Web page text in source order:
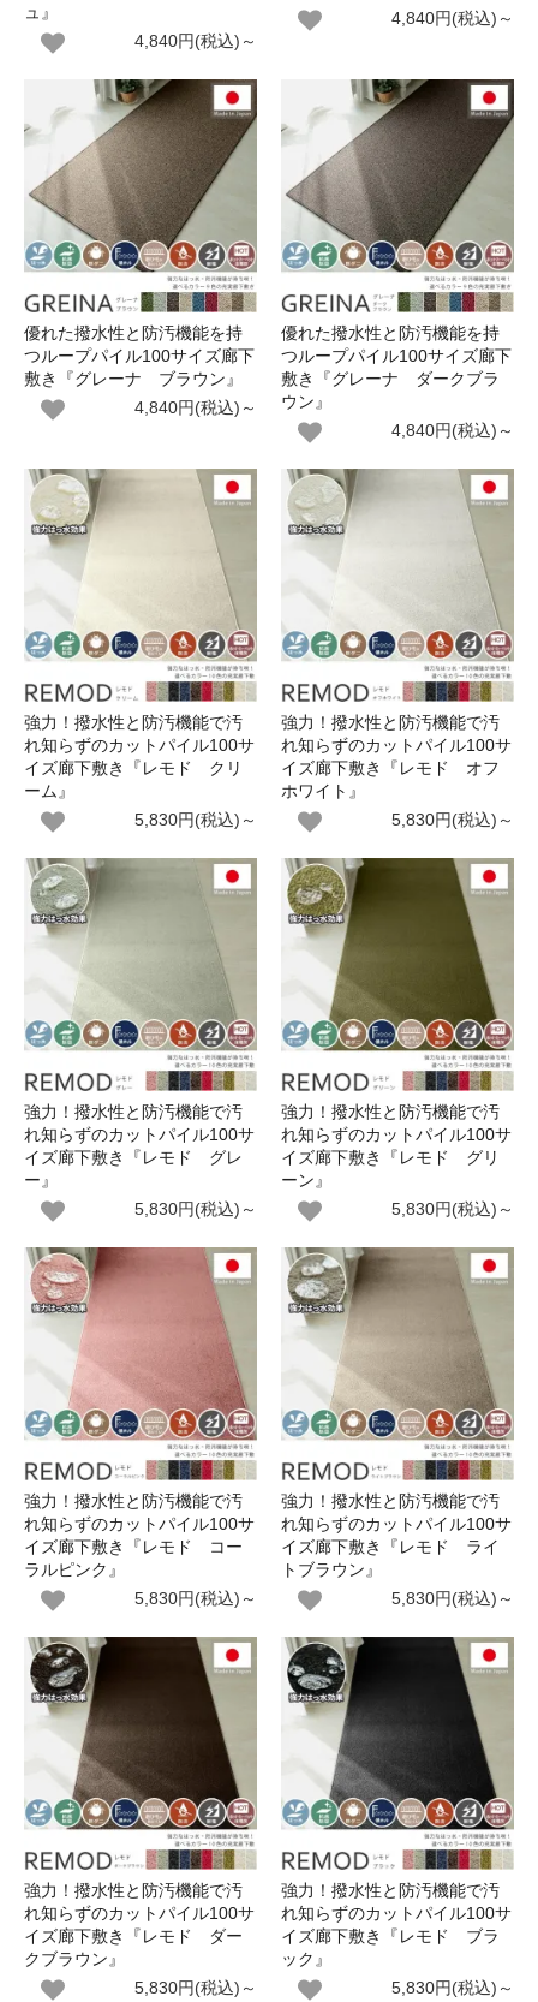
ュ』
4,840円(税込)～
4,840円(税込)～
優れた撥水性と防汚機能を持
つループパイル100サイズ廊下
敷き『グレーナ ブラウン』
4,840円(税込)～
優れた撥水性と防汚機能を持
つループパイル100サイズ廊下
敷き『グレーナ ダークブラ
ウン』
4,840円(税込)～
強力！撥水性と防汚機能で汚
れ知らずのカットパイル100サ
イズ廊下敷き『レモド クリ
ーム』
5,830円(税込)～
強力！撥水性と防汚機能で汚
れ知らずのカットパイル100サ
イズ廊下敷き『レモド オフ
ホワイト』
5,830円(税込)～
強力！撥水性と防汚機能で汚
れ知らずのカットパイル100サ
イズ廊下敷き『レモド グレ
ー』
5,830円(税込)～
強力！撥水性と防汚機能で汚
れ知らずのカットパイル100サ
イズ廊下敷き『レモド グリ
ーン』
5,830円(税込)～
強力！撥水性と防汚機能で汚
れ知らずのカットパイル100サ
イズ廊下敷き『レモド コー
ラルピンク』
5,830円(税込)～
強力！撥水性と防汚機能で汚
れ知らずのカットパイル100サ
イズ廊下敷き『レモド ライ
トブラウン』
5,830円(税込)～
強力！撥水性と防汚機能で汚
れ知らずのカットパイル100サ
イズ廊下敷き『レモド ダー
クブラウン』
5,830円(税込)～
強力！撥水性と防汚機能で汚
れ知らずのカットパイル100サ
イズ廊下敷き『レモド ブラ
ック』
5,830円(税込)～